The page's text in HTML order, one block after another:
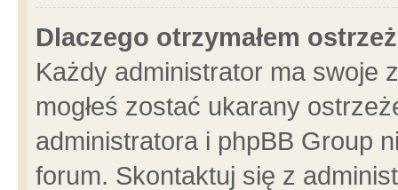
Dlaczego otrzymałem
Każdy administrator ma swoje
mogłeś zostać ukarany
administratora i phpBB Group
forum. Skontaktuj się z